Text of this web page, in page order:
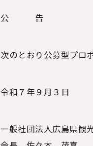
公 告
次のとおり公募型プロ
令和７年９月３日
一般社団法人広島県観